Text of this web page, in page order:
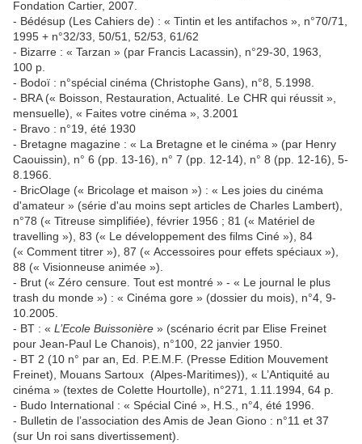
Fondation Cartier, 2007.
- Bédésup (Les Cahiers de) : « Tintin et les antifachos », n°70/71,
1995 + n°32/33, 50/51, 52/53, 61/62
- Bizarre : « Tarzan » (par Francis Lacassin), n°29-30, 1963,
100 p.
- Bodoï : n°spécial cinéma (Christophe Gans), n°8, 5.1998.
- BRA (« Boisson, Restauration, Actualité. Le CHR qui réussit »,
mensuelle), « Faites votre cinéma », 3.2001
- Bravo : n°19, été 1930
- Bretagne magazine : « La Bretagne et le cinéma » (par Henry
Caouissin), n° 6 (pp. 13-16), n° 7 (pp. 12-14), n° 8 (pp. 12-16), 5-
8.1966.
- BricOlage (« Bricolage et maison ») : « Les joies du cinéma
d'amateur » (série d'au moins sept articles de Charles Lambert),
n°78 (« Titreuse simplifiée), février 1956 ; 81 (« Matériel de
travelling »), 83 (« Le développement des films Ciné »), 84
(« Comment titrer »), 87 (« Accessoires pour effets spéciaux »),
88 (« Visionneuse animée »).
- Brut (« Zéro censure. Tout est montré » - « Le journal le plus
trash du monde ») : « Cinéma gore » (dossier du mois), n°4, 9-
10.2005.
- BT : « L’Ecole Buissonière » (scénario écrit par Elise Freinet
pour Jean-Paul Le Chanois), n°100, 22 janvier 1950.
- BT 2 (10 n° par an, Ed. P.E.M.F. (Presse Edition Mouvement
Freinet), Mouans Sartoux (Alpes-Maritimes)), « L’Antiquité au
cinéma » (textes de Colette Hourtolle), n°271, 1.11.1994, 64 p.
- Budo International : « Spécial Ciné », H.S., n°4, été 1996.
- Bulletin de l’association des Amis de Jean Giono : n°11 et 37
(sur Un roi sans divertissement).